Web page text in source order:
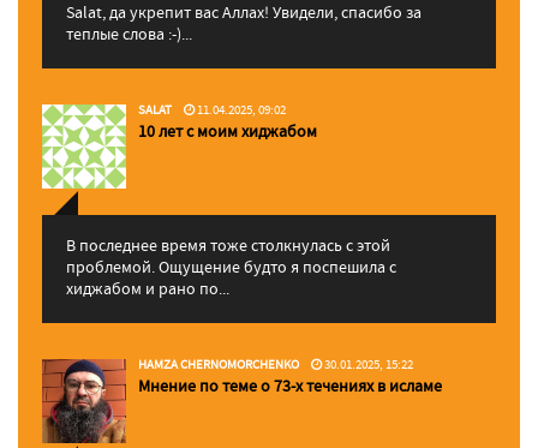
Salat, да укрепит вас Аллаx! Увидели, спасибо за
теплые слова :-)...
SALAT 11.04.2025, 09:02
10 лет с моим хиджабом
В последнее время тоже столкнулась с этой
проблемой. Ощущение будто я поспешила с
хиджабом и рано по...
HAMZA CHERNOMORCHENKO 30.01.2025, 15:22
Мнение по теме о 73-х течениях в исламе